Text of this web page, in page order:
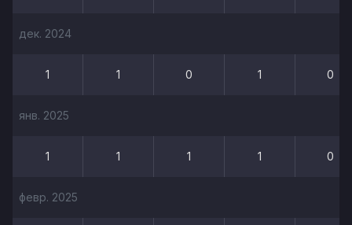
дек. 2024
1 1 0 1 0
янв. 2025
1 1 1 1 0
февр. 2025